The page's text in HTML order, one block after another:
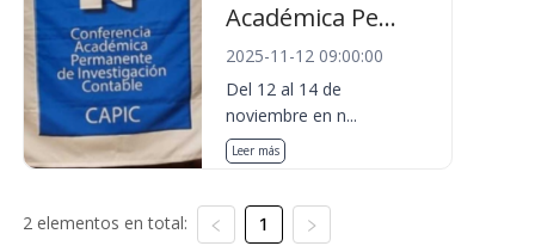
Académica Pe...
2025-11-12 09:00:00
Del 12 al 14 de
noviembre en n...
Leer más
2 elementos en total: 1